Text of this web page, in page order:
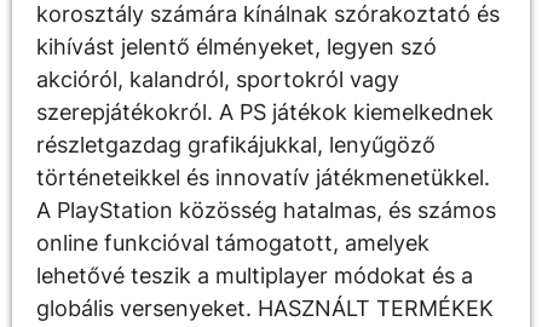
korosztály számára kínálnak szórakoztató és
kihívást jelentő élményeket, legyen szó
akcióról, kalandról, sportokról vagy
szerepjátékokról. A PS játékok kiemelkednek
részletgazdag grafikájukkal, lenyűgöző
történeteikkel és innovatív játékmenetükkel.
A PlayStation közösség hatalmas, és számos
online funkcióval támogatott, amelyek
lehetővé teszik a multiplayer módokat és a
globális versenyeket. HASZNÁLT TERMÉKEK